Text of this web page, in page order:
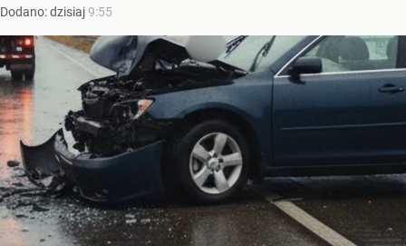
Dodano:dzisiaj9:55